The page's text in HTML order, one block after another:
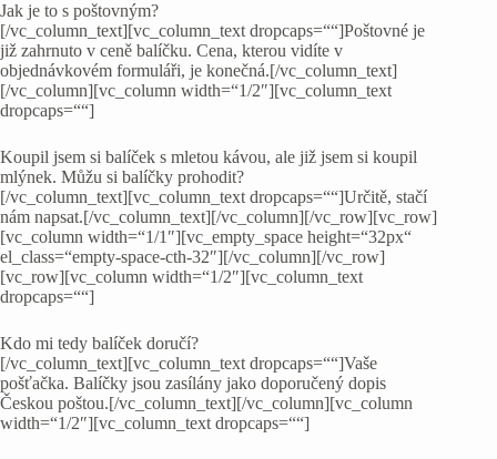
Jak je to s poštovným?
[/vc_column_text][vc_column_text dropcaps=““]Poštovné je
již zahrnuto v ceně balíčku. Cena, kterou vidíte v
objednávkovém formuláři, je konečná.[/vc_column_text]
[/vc_column][vc_column width=“1/2″][vc_column_text
dropcaps=““]
Koupil jsem si balíček s mletou kávou, ale již jsem si koupil
mlýnek. Můžu si balíčky prohodit?
[/vc_column_text][vc_column_text dropcaps=““]Určitě, stačí
nám napsat.[/vc_column_text][/vc_column][/vc_row][vc_row]
[vc_column width=“1/1″][vc_empty_space height=“32px“
el_class=“empty-space-cth-32″][/vc_column][/vc_row]
[vc_row][vc_column width=“1/2″][vc_column_text
dropcaps=““]
Kdo mi tedy balíček doručí?
[/vc_column_text][vc_column_text dropcaps=““]Vaše
pošťačka. Balíčky jsou zasílány jako doporučený dopis
Českou poštou.[/vc_column_text][/vc_column][vc_column
width=“1/2″][vc_column_text dropcaps=““]